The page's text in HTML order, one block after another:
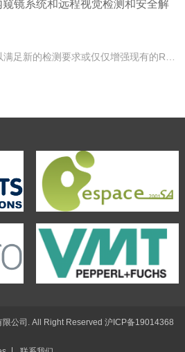
镜系统和远程视觉检测和安全解
公司. All Right Reserved 沪ICP备19014368